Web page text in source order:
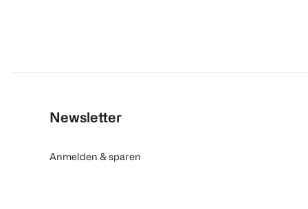
Newsletter
Anmelden & sparen